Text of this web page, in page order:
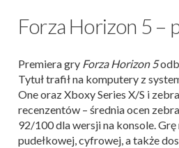
Forza Horizon 5 –
Premiera gry Forza Horizon 5
Tytuł trafił na komputery z
One oraz Xboxy Series X/S i
recenzentów – średnia ocen
92/100 dla wersji na konsole.
pudełkowej, cyfrowej, a także